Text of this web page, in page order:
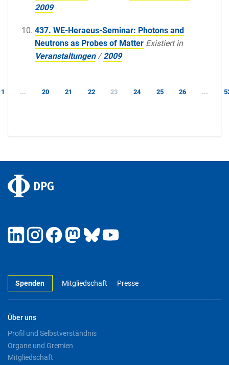
2009
437. WE-Heraeus-Seminar: Photons and
Neutrons as Probes of Matter Existiert in
Veranstaltungen /2009
1 ... 20 21 22 23 24 25 26 ...
Spenden Mitgliedschaft Presse
Über uns
Profil und Selbstverständnis
Organe und Gremien
Mitgliedschaft